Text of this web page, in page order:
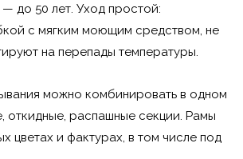
до 50 лет. Уход простой:
с мягким моющим средством, не
на перепады температуры.
можно комбинировать в одном
откидные, распашные секции. Рамы
цветах и фактурах, в том числе под